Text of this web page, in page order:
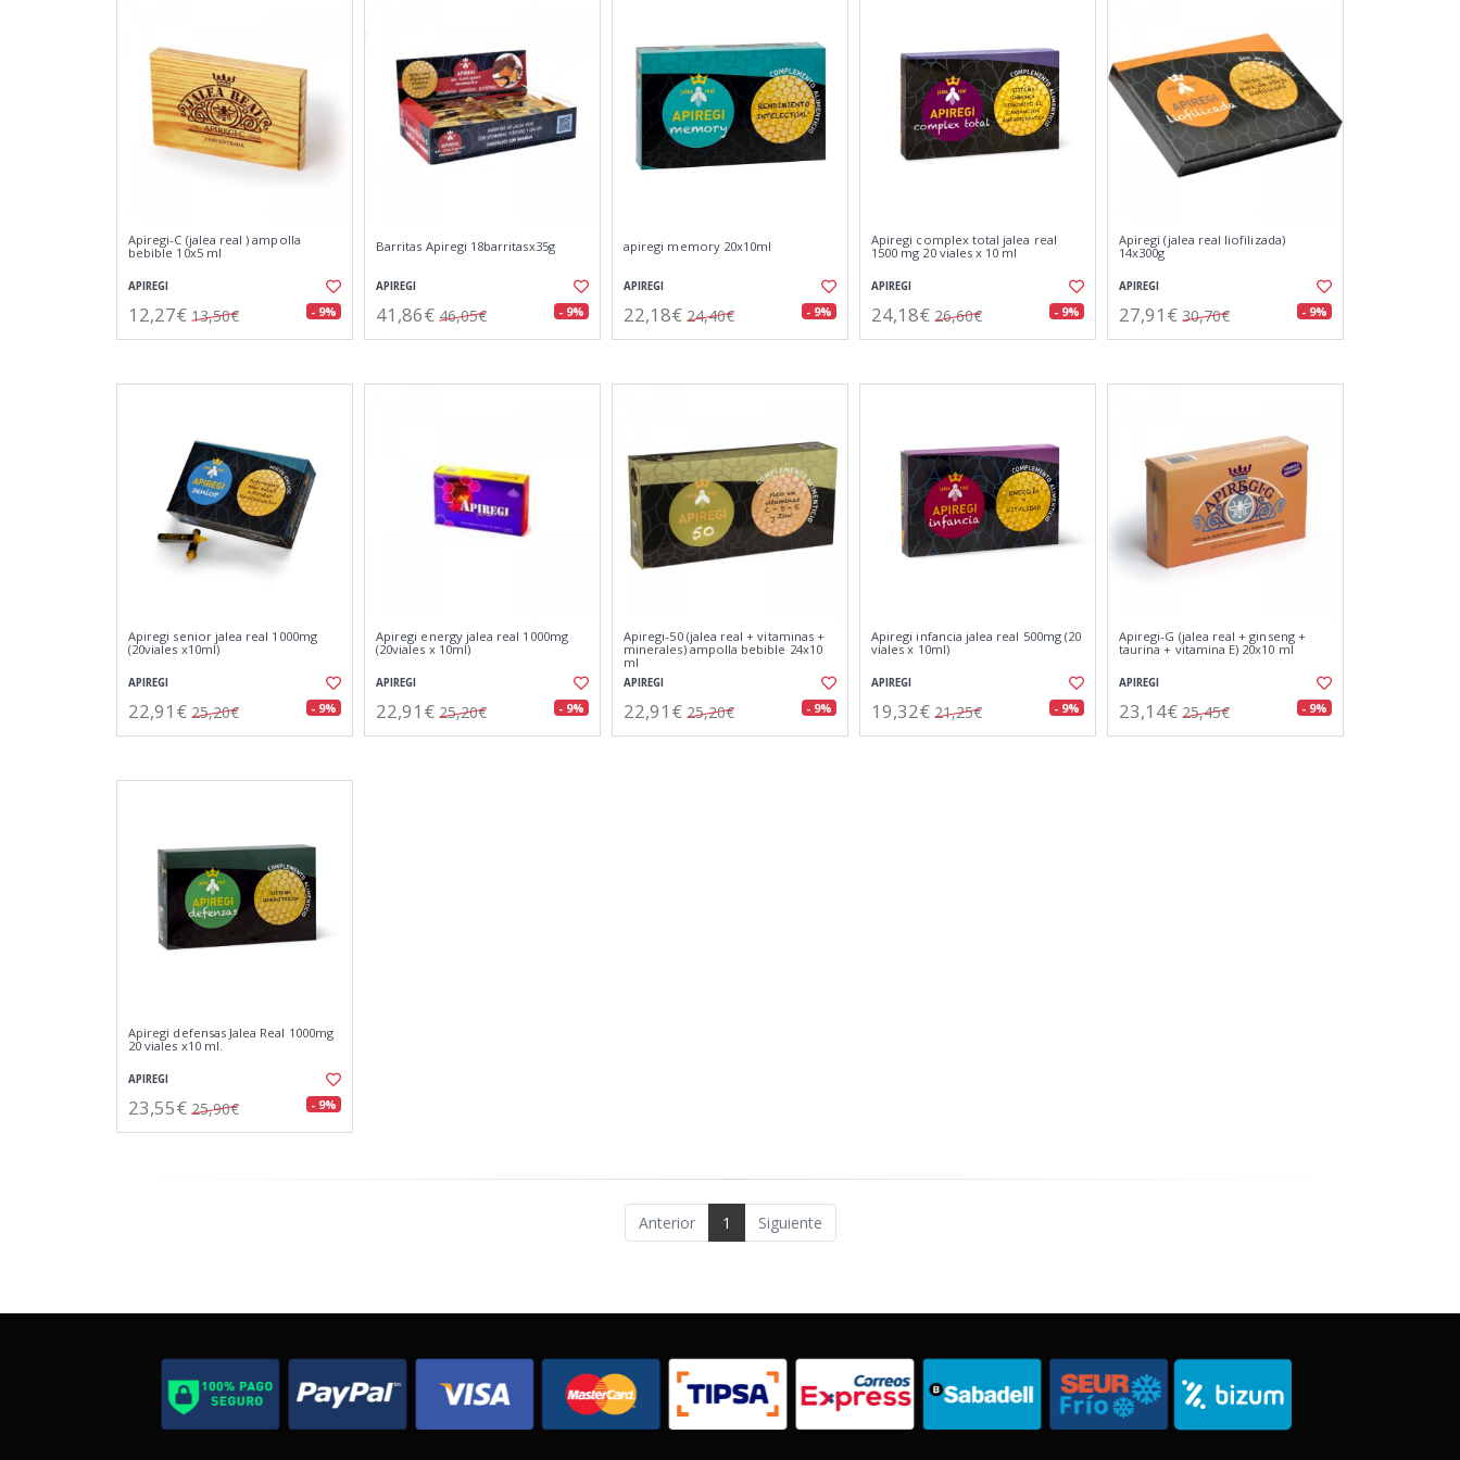
Apiregi-C (jalea real ) ampolla
bebible 10x5 ml
APIREGI
12,27€ 13,50€ - 9%
Barritas Apiregi 18barritasx35g
APIREGI
41,86€ 46,05€ - 9%
apiregi memory 20x10ml
APIREGI
22,18€ 24,40€ - 9%
Apiregi complex total jalea real
1500 mg 20 viales x 10 ml
APIREGI
24,18€ 26,60€ - 9%
Apiregi (jalea real liofilizada)
14x300g
APIREGI
27,91€ 30,70€ - 9%
Apiregi senior jalea real 1000mg
(20viales x10ml)
APIREGI
22,91€ 25,20€ - 9%
Apiregi energy jalea real 1000mg
(20viales x 10ml)
APIREGI
22,91€ 25,20€ - 9%
Apiregi-50 (jalea real + vitaminas +
minerales) ampolla bebible 24x10
ml
APIREGI
22,91€ 25,20€ - 9%
Apiregi infancia jalea real 500mg (20
viales x 10ml)
APIREGI
19,32€ 21,25€ - 9%
Apiregi-G (jalea real + ginseng +
taurina + vitamina E) 20x10 ml
APIREGI
23,14€ 25,45€ - 9%
Apiregi defensas Jalea Real 1000mg
20 viales x10 ml.
APIREGI
23,55€ 25,90€ - 9%
Anterior 1 Siguiente